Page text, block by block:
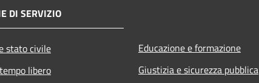
DI SERVIZIO
stato civile
libero
Educazione e formazione
Giustizia e sicurezza pubblica